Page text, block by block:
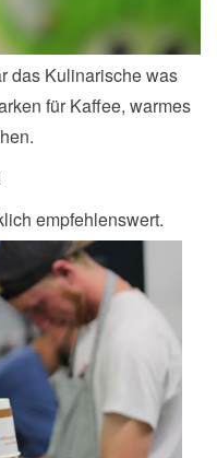
das Kulinarische was
für Kaffee, warmes
empfehlenswert.